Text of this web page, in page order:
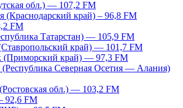
обл.) — 107,2 FM
(Краснодарский край) – 96,8 FM
FM
Татарстан) — 105,9 FM
край) — 101,7 FM
(Приморский край) — 97,3 FM
(Республика Северная Осетия — Алания)
обл.) — 103,2 FM
92,6 FM